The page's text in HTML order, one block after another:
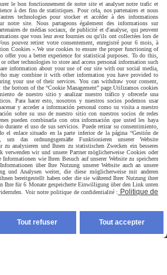
rapide
France et union europeen
le bon fonctionnement de notre site et analyser notre trafic et
à des fins de statistiques. Pour cela, nos partenaires et nous
technologies pour stocker et accéder à des informations
notre site. Nous partageons également des informations sur
de médias sociaux, de publicité et d'analyse, qui peuvent
que vous leur avez fournies ou qu'ils ont collectées lors de
pouvez retirer votre consentement, enregistré pour 6 mois, à
Cookies ». We use cookies to ensure the proper functioning of
offer you a better experience for statistical purposes. To do this,
other technologies to store and access personal information such
information about your use of our site with our social media,
may combine it with other information you have provided to
your use of their services. You can withdraw your consent,
bottom of the “Cookie Management” page. Utilizamos cookies
de nuestro sitio y analizar nuestro tráfico y ofrecerle una
Para hacer esto, nosotros y nuestros socios podemos usar
y acceder a información personal como su visita a nuestro
sobre su uso de nuestro sitio con nuestros socios de redes
pueden combinarla con otra información que usted les haya
durante el uso de sus servicios. Puede retirar su consentimiento,
el enlace situado en la parte inferior de la página “Gestión de
um das ordnungsgemäße Funktionieren unserer Website
zu analysieren und Ihnen zu statistischen Zwecken ein besseres
verwenden wir und unsere Partner möglicherweise Cookies oder
Informationen wie Ihren Besuch auf unserer Website zu speichern
über Ihre Nutzung unserer Website auch an unsere
und Analysen weiter, die diese möglicherweise mit anderen
bereitgestellt haben oder die sie während Ihrer Nutzung ihrer
Ihre für 6 Monate gespeicherte Einwilligung über den Link unten
Voir notre politique de confidentialité :
Politique de
Tout refuser Tout accepter